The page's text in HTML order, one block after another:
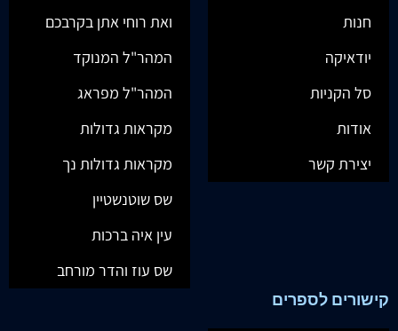
חנות
יודאיקה
סל הקניות
אודות
יצירת קשר
ואת רוחי אתן בקרבכם
המהר"ל המנוקד
המהר"ל מפראג
מקראות גדולות
מקראות גדולות נך
שס שוטנשטיין
עין איה ברכות
שס עוז והדר מורחב
קישורים לספרים